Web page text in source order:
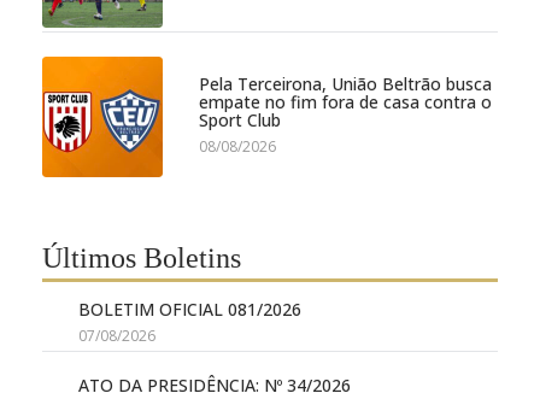
Pela Terceirona, União Beltrão busca
empate no fim fora de casa contra o
Sport Club
08/08/2026
Últimos Boletins
BOLETIM OFICIAL 081/2026
07/08/2026
ATO DA PRESIDÊNCIA: Nº 34/2026